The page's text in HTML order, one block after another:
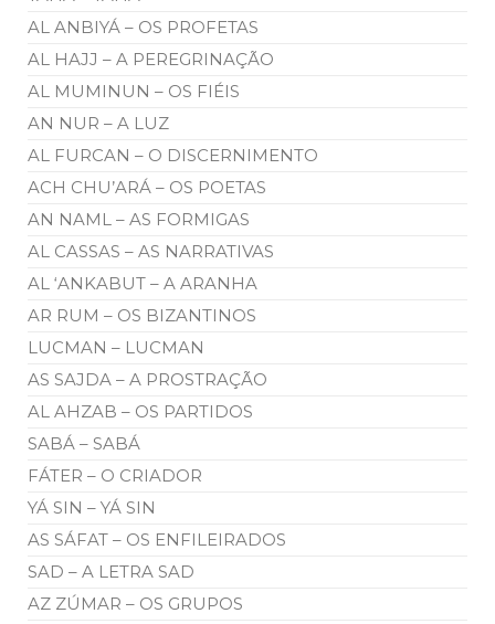
AL ANBIYÁ – OS PROFETAS
AL HAJJ – A PEREGRINAÇÃO
AL MUMINUN – OS FIÉIS
AN NUR – A LUZ
AL FURCAN – O DISCERNIMENTO
ACH CHU’ARÁ – OS POETAS
AN NAML – AS FORMIGAS
AL CASSAS – AS NARRATIVAS
AL ‘ANKABUT – A ARANHA
AR RUM – OS BIZANTINOS
LUCMAN – LUCMAN
AS SAJDA – A PROSTRAÇÃO
AL AHZAB – OS PARTIDOS
SABÁ – SABÁ
FÁTER – O CRIADOR
YÁ SIN – YÁ SIN
AS SÁFAT – OS ENFILEIRADOS
SAD – A LETRA SAD
AZ ZÚMAR – OS GRUPOS